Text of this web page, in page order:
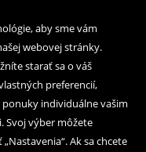
aby sme vám
webovej stránky.
starať sa o váš
preferencií,
individuálne vašim
Svoj výber môžete
Ak sa chcete